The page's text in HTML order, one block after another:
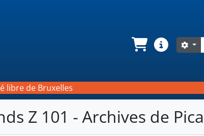
Panier Liens rapides
libre de Bruxelles
Z 101 - Archives de